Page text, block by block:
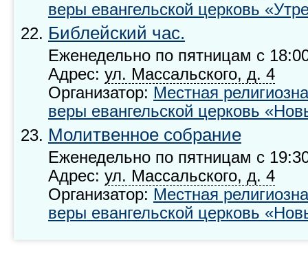
веры евангельской церковь
Библейский час.
Еженедельно по пятницам с
Адрес: ул. Массальского, д. 4
Организатор: Местная
веры евангельской церковь
Молитвенное собрание
Еженедельно по пятницам с
Адрес: ул. Массальского, д. 4
Организатор: Местная
веры евангельской церковь